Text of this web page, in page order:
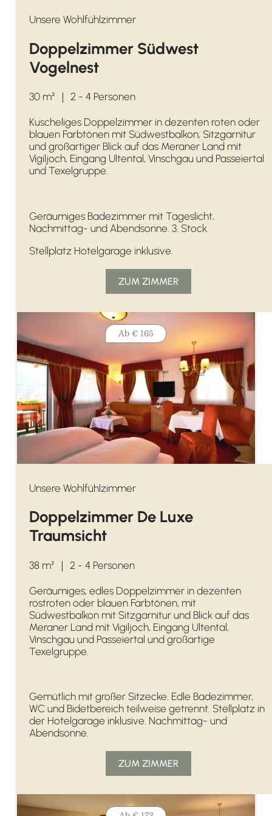
Unsere Wohlfühlzimmer
Doppelzimmer Südwest
Vogelnest
30 m² ｜ 2 - 4 Personen
Kuscheliges Doppelzimmer in dezenten roten oder
blauen Farbtönen mit Südwestbalkon, Sitzgarnitur
und großartiger Blick auf das Meraner Land mit
Vigiljoch, Eingang Ultental, Vinschgau und Passeiertal
und Texelgruppe.
Geräumiges Badezimmer mit Tageslicht,
Nachmittag- und Abendsonne. 3. Stock.
Stellplatz Hotelgarage inklusive.
ZUM ZIMMER
Unsere Wohlfühlzimmer
Doppelzimmer De Luxe
Traumsicht
38 m² ｜ 2 - 4 Personen
Geräumiges, edles Doppelzimmer in dezenten
rostroten oder blauen Farbtönen, mit
Südwestbalkon mit Sitzgarnitur und Blick auf das
Meraner Land mit Vigiljoch, Eingang Ultental,
Vinschgau und Passeiertal und großartige
Texelgruppe.
Gemütlich mit großer Sitzecke. Edle Badezimmer,
WC und Bidetbereich teilweise getrennt. Stellplatz in
der Hotelgarage inklusive. Nachmittag- und
Abendsonne.
ZUM ZIMMER
Ab € 165